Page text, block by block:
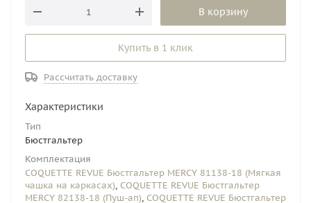
В корзину
Купить в 1 клик
Рассчитать доставку
Характеристики
Тип
Бюстгальтер
Комплектация
COQUETTE REVUE Бюстгальтер MERCY 81138-18 (Мягкая
чашка на каркасах), COQUETTE REVUE Бюстгальтер
MERCY 82138-18 (Пуш-ап), COQUETTE REVUE Бюстгальтер